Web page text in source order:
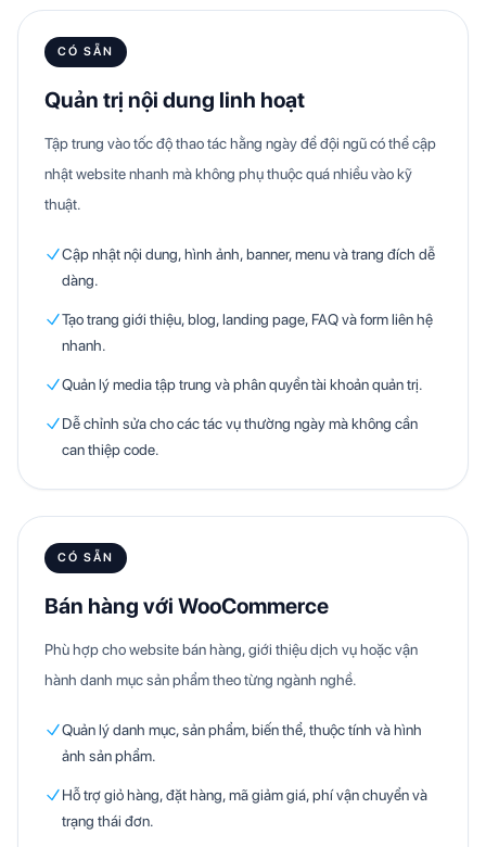
CÓ SẴN
Quản trị nội dung linh hoạt
Tập trung vào tốc độ thao tác hằng ngày để đội ngũ có thể cập
nhật website nhanh mà không phụ thuộc quá nhiều vào kỹ
thuật.
Cập nhật nội dung, hình ảnh, banner, menu và trang đích dễ
dàng.
Tạo trang giới thiệu, blog, landing page, FAQ và form liên hệ
nhanh.
Quản lý media tập trung và phân quyền tài khoản quản trị.
Dễ chỉnh sửa cho các tác vụ thường ngày mà không cần
can thiệp code.
CÓ SẴN
Bán hàng với WooCommerce
Phù hợp cho website bán hàng, giới thiệu dịch vụ hoặc vận
hành danh mục sản phẩm theo từng ngành nghề.
Quản lý danh mục, sản phẩm, biến thể, thuộc tính và hình
ảnh sản phẩm.
Hỗ trợ giỏ hàng, đặt hàng, mã giảm giá, phí vận chuyển và
trạng thái đơn.